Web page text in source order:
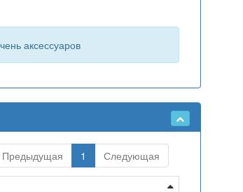
аксессуаров
Предыдущая 1 Следующая